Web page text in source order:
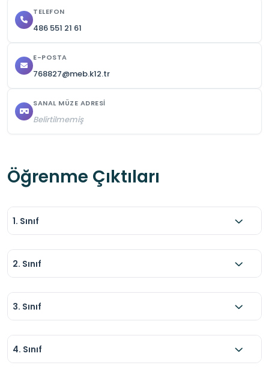
TELEFON
486 551 21 61
E-POSTA
768827@meb.k12.tr
SANAL MÜZE ADRESI
Belirtilmemiş
Öğrenme Çıktıları
1. Sınıf
2. Sınıf
3. Sınıf
4. Sınıf